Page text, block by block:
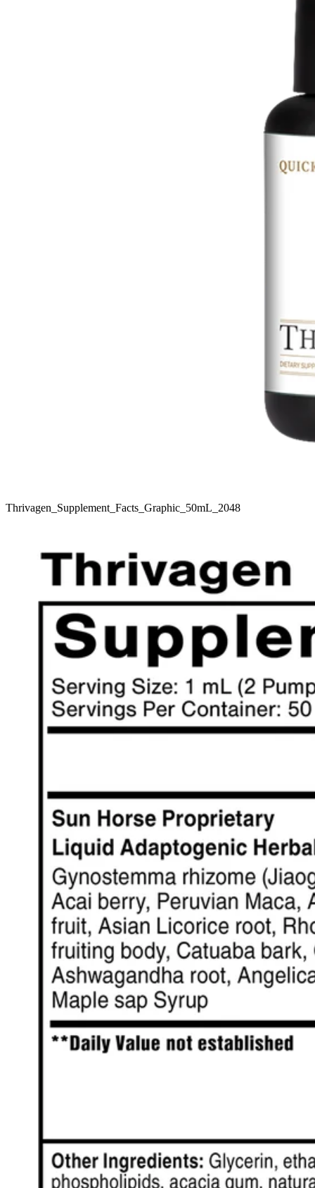
Thrivagen_Supplement_Facts_Graphic_50mL_2048